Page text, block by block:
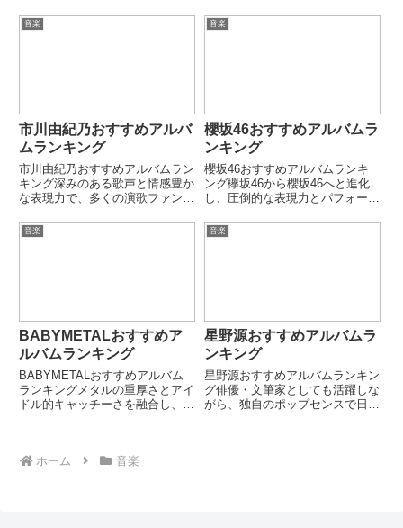
「Aja」「The Royal Scam」
した独自のスタイルを確立。緻密
音楽
市川由紀乃おすすめアルバ
ムランキング
市川由紀乃おすすめアルバムラン
キング深みのある歌声と情感豊か
な表現力で、多くの演歌ファンを
て」「心かさねて」「はぐれ花」
など、女性の強さと儚さを描いた
音楽
櫻坂46おすすめアルバムラ
ンキング
櫻坂46おすすめアルバムランキ
ング欅坂46から櫻坂46へと進化
し、圧倒的な表現力とパフォーマ
引する櫻坂46。「As you
know?」「THE FIRST
音楽
BABYMETALおすすめア
ルバムランキング
BABYMETALおすすめアルバム
ランキングメタルの重厚さとアイ
ドル的キャッチーさを融合し、世
Resistance」など、国内外のフェ
音楽
星野源おすすめアルバムラ
ンキング
星野源おすすめアルバムランキン
グ俳優・文筆家としても活躍しな
がら、独自のポップセンスで日本
ホーム 音楽